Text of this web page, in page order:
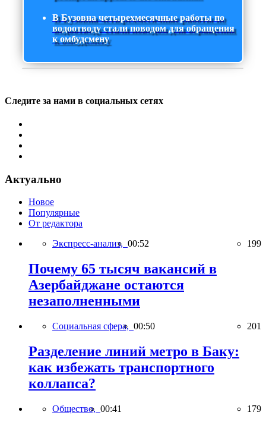
В Бузовна четырехмесячные работы по
водоотводу стали поводом для обращения
к омбудсмену
Следите за нами в социальных сетях
Актуально
Новое
Популярные
От редактора
Экспресс-анализ, 00:52 199
Почему 65 тысяч вакансий в
Азербайджане остаются
незаполненными
Социальная сфера, 00:50 201
Разделение линий метро в Баку:
как избежать транспортного
коллапса?
Общество, 00:41 179